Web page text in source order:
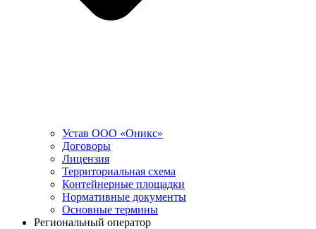
Устав ООО «Оникс»
Договоры
Лицензия
Территориальная схема
Контейнерные площадки
Нормативные документы
Основные термины
Региональный оператор